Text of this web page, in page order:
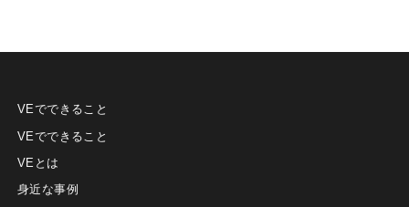
VEでできること
VEでできること
VEとは
身近な事例